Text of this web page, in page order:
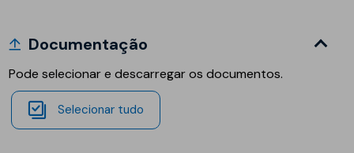
Documentação
Pode selecionar e descarregar os documentos.
Selecionar tudo